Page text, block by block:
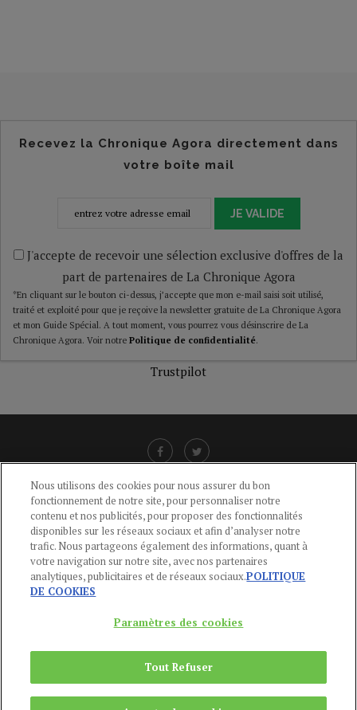
Recevez la Chronique Agora directement dans
votre boîte mail
JE VALIDE
J'accepte de recevoir une sélection exclusive d'offres de la
part de partenaires de La Chronique Agora
*En cliquant sur le bouton ci-dessus, j’accepte que mon e-mail saisi soit utilisé,
traité et exploité pour que je reçoive la newsletter gratuite de La Chronique Agora
et mon Guide Spécial. A tout moment, vous pourrez vous désinscrire de La
Chronique Agora. Voir notre Politique de confidentialité.
Trustpilot
CGU-POLITIQUE DE CONFIDENTIALITÉ -POLITIQUE DES COOKIES
MENTIONS LÉGALES -AIDE
CONTACT
01 44 59 91 11
Du Lundi au Vendredi, 9h-13h et 14h-17h
Copyright © 2024Publications Agora
Nous utilisons des cookies pour nous assurer du bon
fonctionnement de notre site, pour personnaliser notre
contenu et nos publicités, pour proposer des fonctionnalités
disponibles sur les réseaux sociaux et afin d’analyser notre
trafic. Nous partageons également des informations, quant à
votre navigation sur notre site, avec nos partenaires
analytiques, publicitaires et de réseaux sociaux.POLITIQUE
DE COOKIES
Paramètres des cookies
Tout Refuser